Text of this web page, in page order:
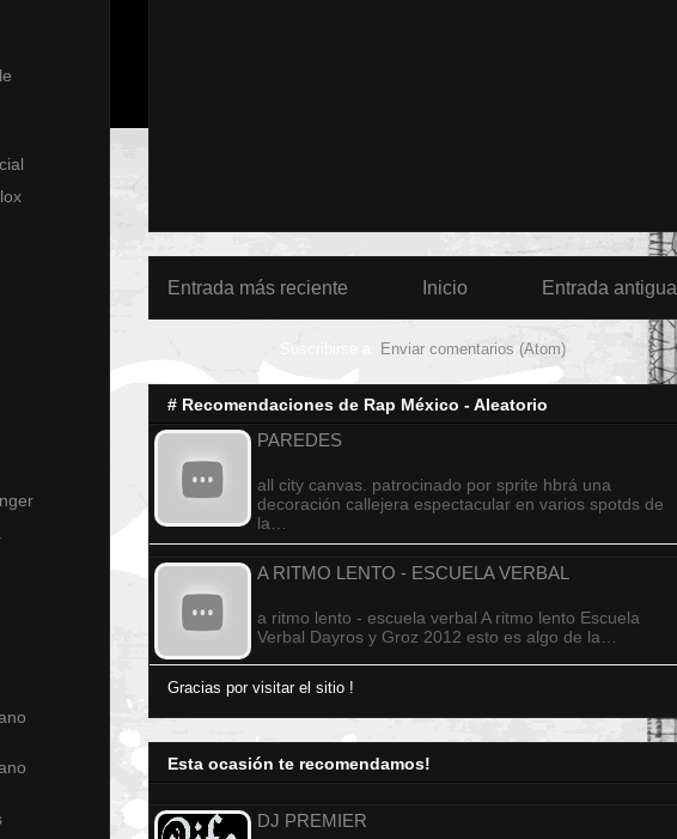
Entrada más reciente Entrada antigua
Inicio
Suscribirse a: Enviar comentarios (Atom)
# Recomendaciones de Rap México - Aleatorio
PAREDES
all city canvas. patrocinado por sprite hbrá una
decoración callejera espectacular en varios spotds de
la…
A RITMO LENTO - ESCUELA VERBAL
a ritmo lento - escuela verbal A ritmo lento Escuela
Verbal Dayros y Groz 2012 esto es algo de la…
Gracias por visitar el sitio !
Esta ocasión te recomendamos!
DJ PREMIER